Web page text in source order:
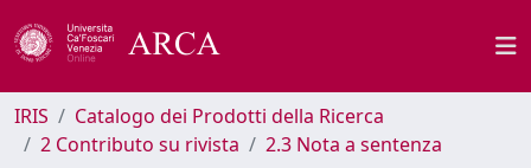
IRIS
Catalogo dei Prodotti della Ricerca
2 Contributo su rivista
2.3 Nota a sentenza